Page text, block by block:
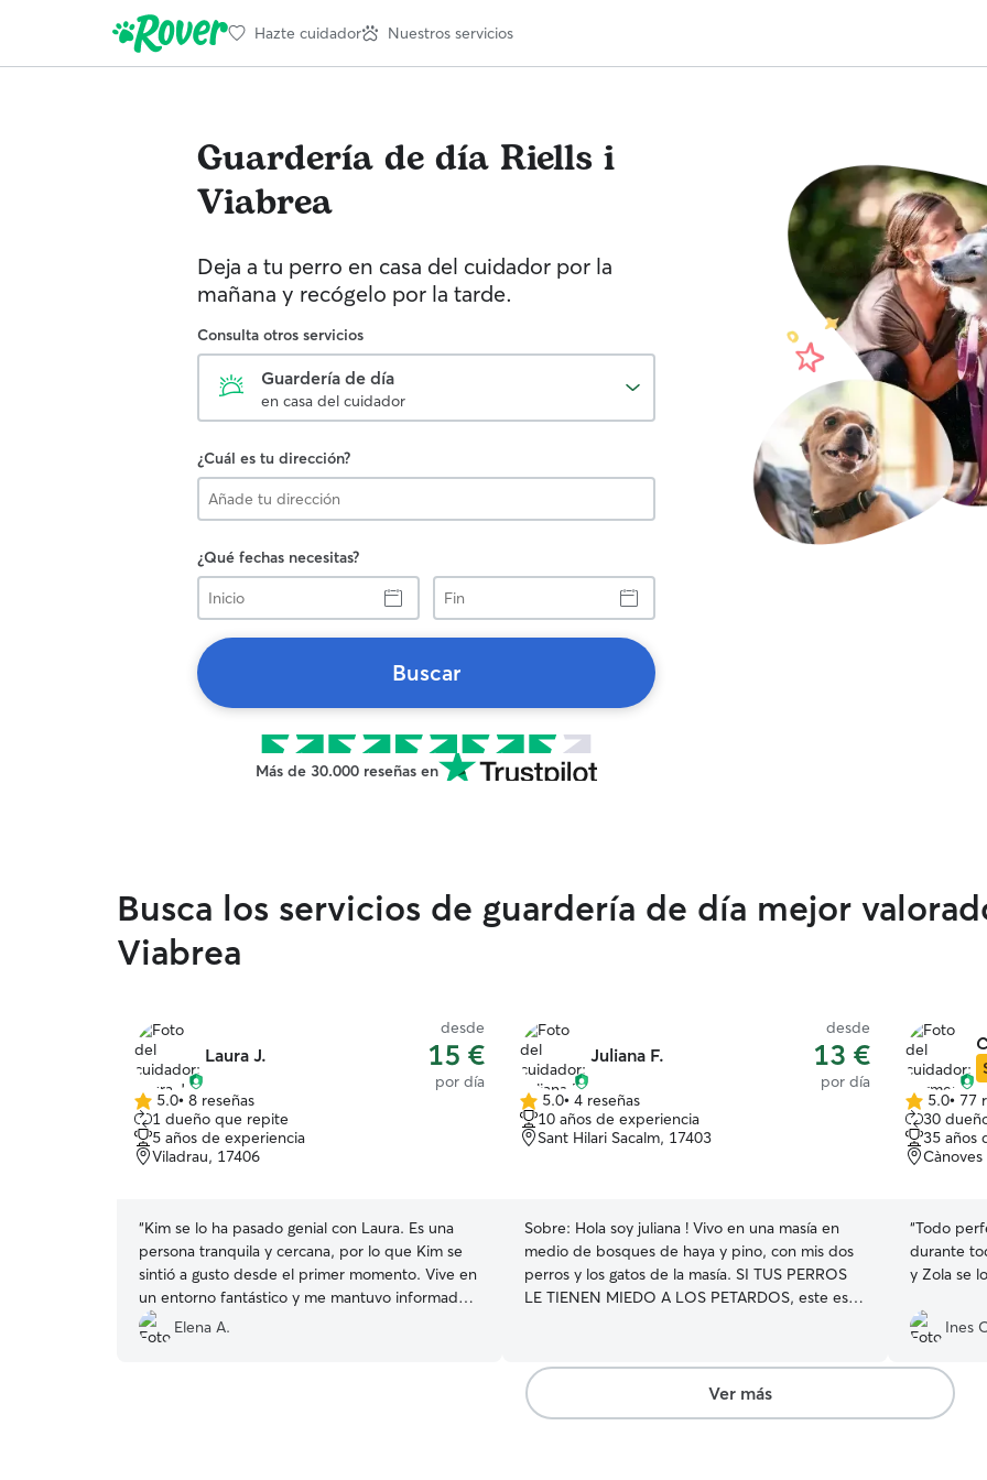
Hazte cuidador Nuestros servicios
Guardería de día Riells i
Viabrea
Deja a tu perro en casa del cuidador por la
mañana y recógelo por la tarde.
Consulta otros servicios
Guardería de día
en casa del cuidador
¿Cuál es tu dirección?
¿Qué fechas necesitas?
Inicio
Fin
Buscar
Más de 30.000 reseñas en
Busca los servicios de guardería de día mejor
Viabrea
Laura J.
desde
15 €
por día
5.0
de
5
estrellas
5.0• 8 reseñas
1 dueño que repite
5 años de experiencia
Viladrau, 17406
“Kim se lo ha pasado genial con Laura. Es una
persona tranquila y cercana, por lo que Kim se
sintió a gusto desde el primer momento. Vive en
un entorno fantástico y me mantuvo informada
durante toda la estancia.
Elena A.
Juliana F.
desde
13 €
por día
5.0
de
5
5.0• 4 reseñas
10 años de experiencia
Sant Hilari Sacalm, 17403
Sobre: Hola soy juliana ! Vivo en una masía en
medio de bosques de haya y pino, con mis dos
perros y los gatos de la masía. SI TUS PERROS
LE TIENEN MIEDO A LOS PETARDOS, este es el
a través del refuerzo positivo, la paciencia y el
amor he logrado cambios notables en mis
perros. En este momento tengo dos perros en la
5.0
de
5
estrellas
5.0• 77
30
35 años
“Todo
durante
y Zola se
Ines
Ver más